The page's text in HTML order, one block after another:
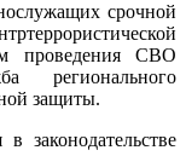
срочной
проведения СВО
регионального
защиты.